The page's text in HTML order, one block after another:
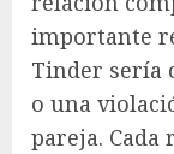
importante
Tinder sería
o una
pareja. Cada